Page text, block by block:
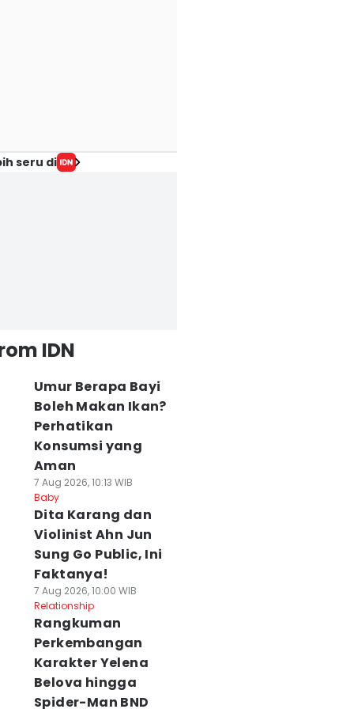
seru di
IDN
Umur Berapa Bayi
Boleh Makan Ikan?
Perhatikan
Konsumsi yang
Aman
7 Aug 2026, 10:13 WIB
Baby
Dita Karang dan
Violinist Ahn Jun
Sung Go Public, Ini
Faktanya!
7 Aug 2026, 10:00 WIB
Relationship
Rangkuman
Perkembangan
Karakter Yelena
Belova hingga
Spider-Man BND